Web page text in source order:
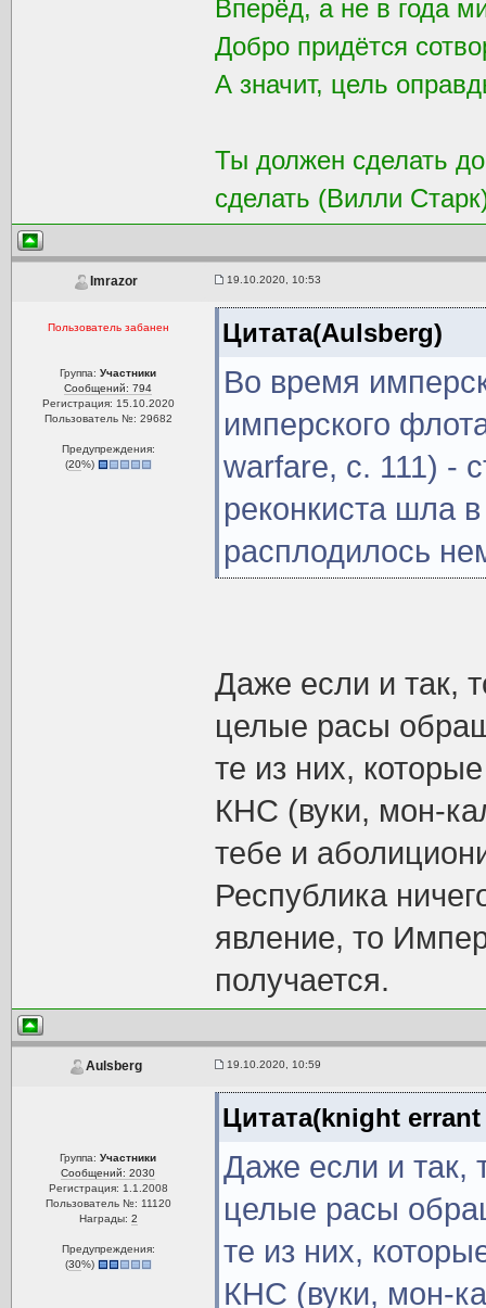
Вперёд, а не в года
Добро придётся
А значит, цель
Ты должен сделать
сделать (Вилли
Imrazor 19.10.2020, 10:53
Пользователь забанен
Группа:Участники
Сообщений: 794
Регистрация: 15.10.2020
Пользователь №: 29682
Предупреждения:
(20%)
Цитата(Aulsberg)
Во время
имперского
warfare, с. 111) -
реконкиста шла
расплодилось
Даже если и так,
целые расы
те из них,
КНС (вуки, мон-
тебе и
Республика
явление, то
получается.
Aulsberg 19.10.2020, 10:59
Группа:Участники
Сообщений: 2030
Регистрация: 1.1.2008
Пользователь №: 11120
Награды: 2
Предупреждения:
(30%)
Цитата(knight errant
Даже если и так,
целые расы
те из них,
КНС (вуки, мон-